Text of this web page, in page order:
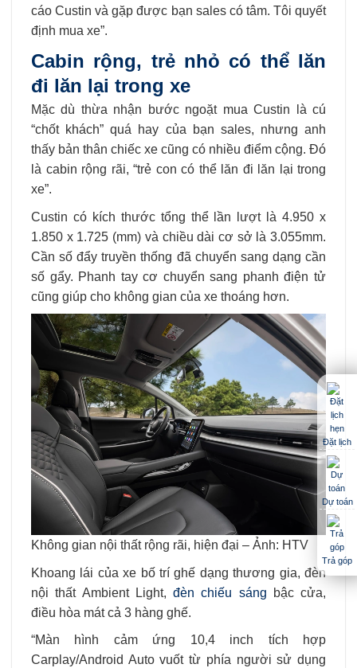
cáo Custin và gặp được bạn sales có tâm. Tôi quyết
định mua xe”.
Cabin rộng, trẻ nhỏ có thể lăn
đi lăn lại trong xe
Mặc dù thừa nhận bước ngoặt mua Custin là cú
“chốt khách” quá hay của bạn sales, nhưng anh
thấy bản thân chiếc xe cũng có nhiều điểm cộng. Đó
là cabin rộng rãi, “trẻ con có thể lăn đi lăn lại trong
xe”.
Custin có kích thước tổng thể lần lượt là 4.950 x
1.850 x 1.725 (mm) và chiều dài cơ sở là 3.055mm.
Cần số đẩy truyền thống đã chuyển sang dạng cần
số gẩy. Phanh tay cơ chuyển sang phanh điện tử
cũng giúp cho không gian của xe thoáng hơn.
Không gian nội thất rộng rãi, hiện đại – Ảnh: HTV
Khoang lái của xe bố trí ghế dạng thương gia, đèn
nội thất Ambient Light, đèn chiếu sáng bậc cửa,
điều hòa mát cả 3 hàng ghế.
“Màn hình cảm ứng 10,4 inch tích hợp
Carplay/Android Auto vuốt từ phía người sử dụng
Đặt lịch
Dự toán
Trả góp